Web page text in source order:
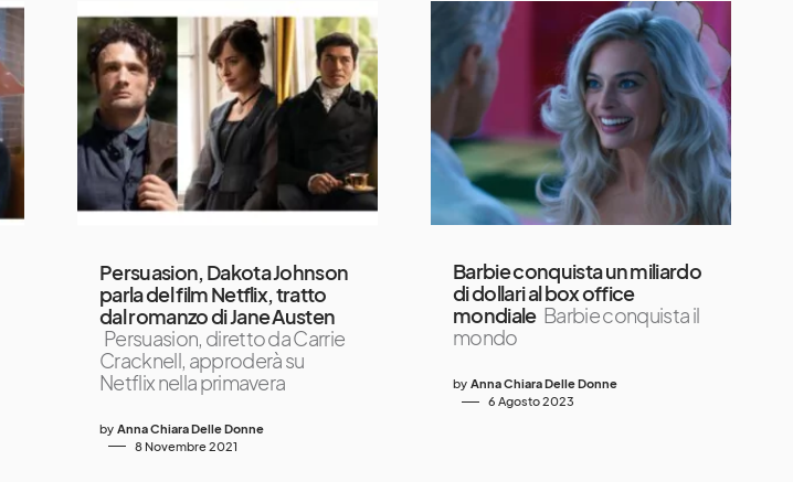
Persuasion, Dakota Johnson
parla del film Netflix, tratto
dal romanzo di Jane Austen
Persuasion, diretto da Carrie
Cracknell, approderà su
Netflix nella primavera
by Anna Chiara Delle Donne
8 Novembre 2021
Barbie conquista un miliardo
di dollari al box office
mondiale Barbie conquista il
mondo
by Anna Chiara Delle Donne
6 Agosto 2023